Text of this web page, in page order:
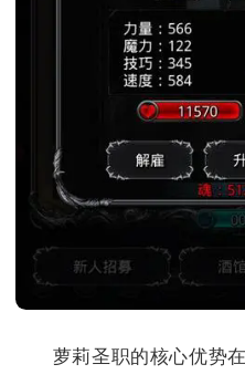
萝莉圣职的核心优势